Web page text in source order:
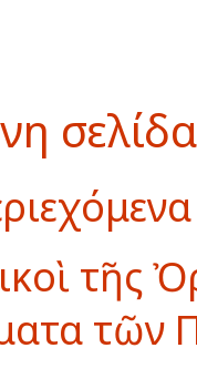
τῆς
τῶν